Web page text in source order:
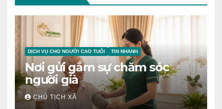
DỊCH VỤ CHO NGƯỜI CAO TUỔI TIN NHANH
Nơi gửi gắm sự chăm sóc
người già
CHỦ TỊCH XÃ